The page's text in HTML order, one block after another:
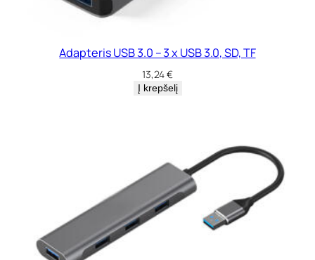
Adapteris USB 3.0 – 3 x USB 3.0, SD, TF
13,24€
Į krepšelį